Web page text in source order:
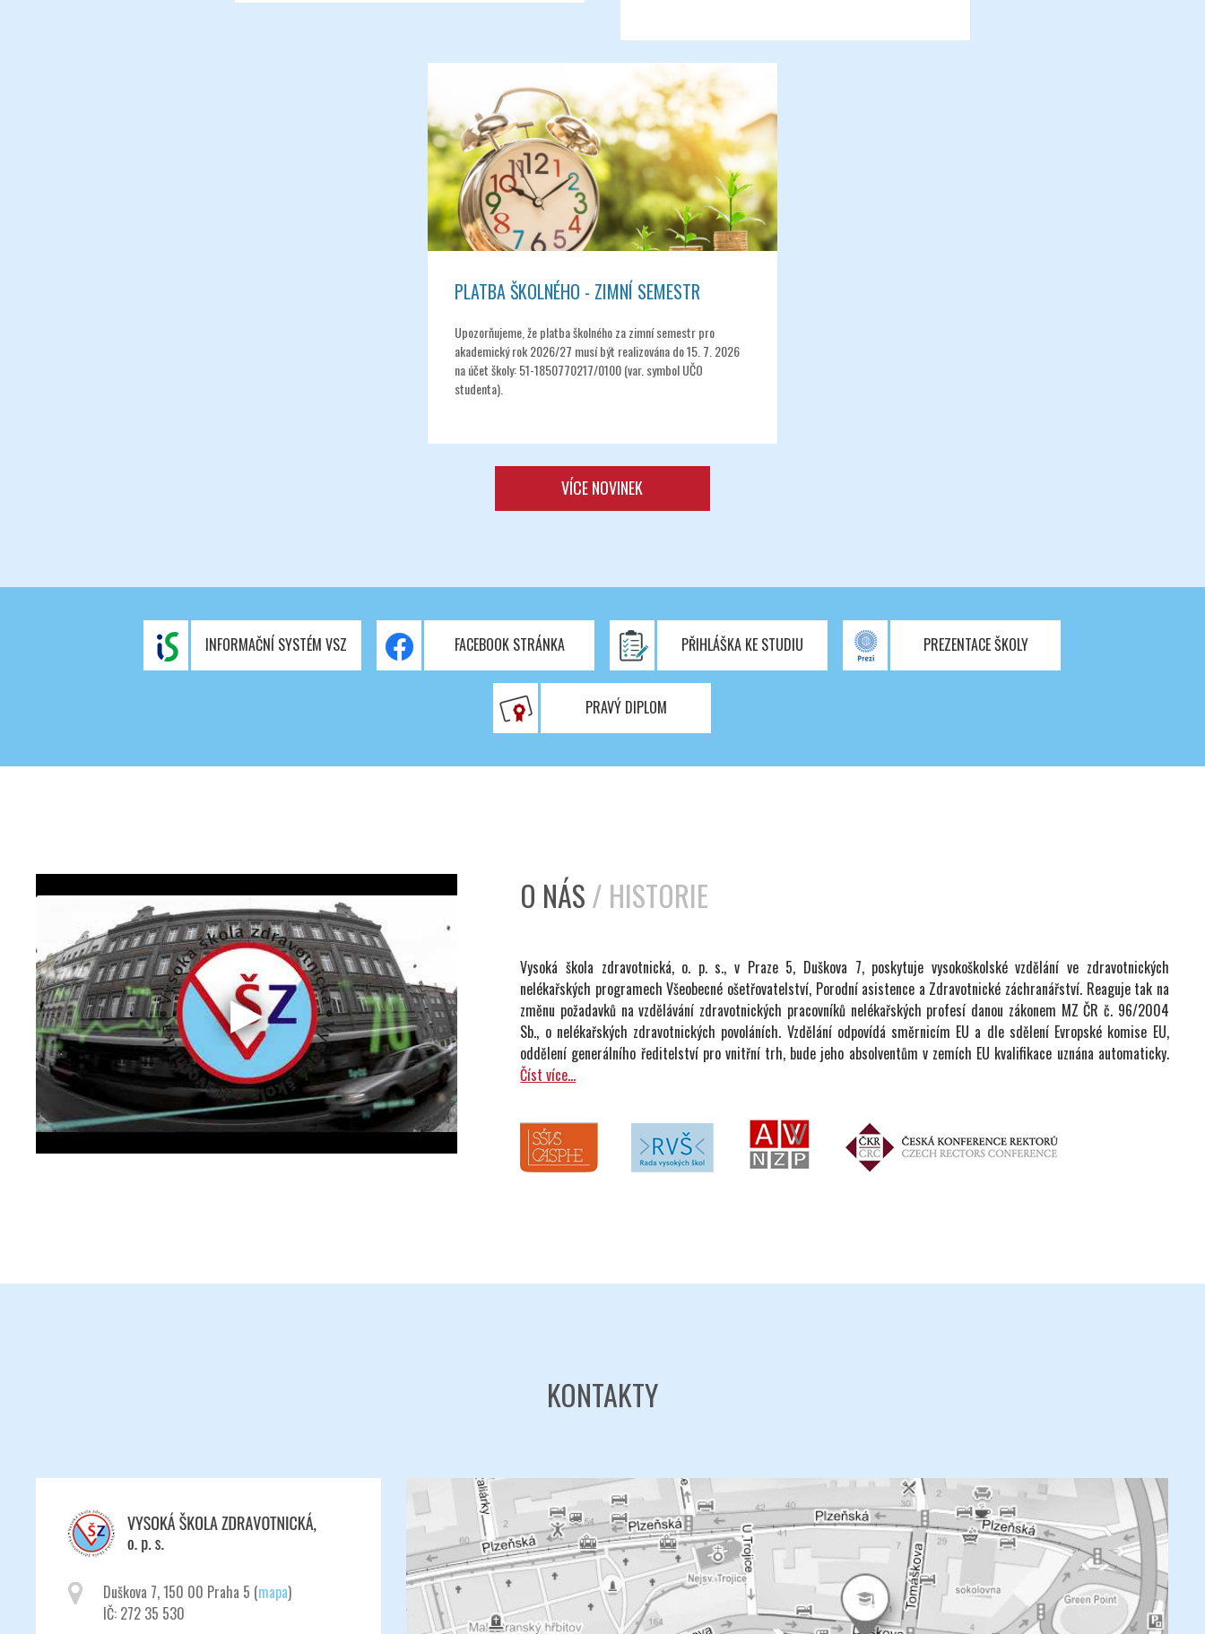
PLATBA ŠKOLNÉHO - ZIMNÍ SEMESTR
Upozorňujeme, že platba školného za zimní semestr pro
akademický rok 2026/27 musí být realizována do 15. 7. 2026
na účet školy: 51-1850770217/0100 (var. symbol UČO
studenta).
VÍCE NOVINEK
INFORMAČNÍ SYSTÉM VSZ FACEBOOK STRÁNKA PŘIHLÁŠKA KE STUDIU PREZENTACE ŠKOLY
PRAVÝ DIPLOM
O NÁS/ HISTORIE
Vysoká škola zdravotnická, o. p. s., v Praze 5, Duškova 7, poskytuje vysokoškolské vzdělání ve zdravotnických
nelékařských programech Všeobecné ošetřovatelství, Porodní asistence a Zdravotnické záchranářství. Reaguje tak na
změnu požadavků na vzdělávání zdravotnických pracovníků nelékařských profesí danou zákonem MZ ČR č. 96/2004
Sb., o nelékařských zdravotnických povoláních. Vzdělání odpovídá směrnicím EU a dle sdělení Evropské komise EU,
oddělení generálního ředitelství pro vnitřní trh, bude jeho absolventům v zemích EU kvalifikace uznána automaticky.
Číst více...
KONTAKTY
Duškova 7, 150 00 Praha 5 (mapa)
IČ: 272 35 530